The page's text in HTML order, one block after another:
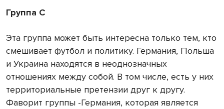
Группа С
Эта группа может быть интересна только тем, кто
смешивает футбол и политику. Германия, Польша
и Украина находятся в неоднозначных
отношениях между собой. В том числе, есть у них
территориальные претензии друг к другу.
Фаворит группы -Германия, которая является